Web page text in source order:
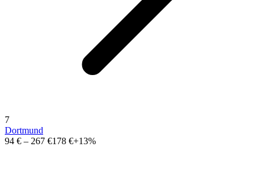
7
Dortmund
94 € – 267 €178 €+13%